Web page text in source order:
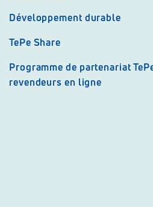
Développement durable
TePe Share
Programme de partenariat
revendeurs en ligne